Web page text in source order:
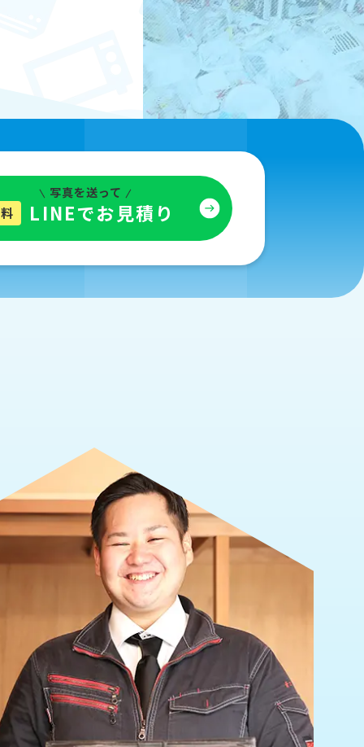
写真を送って
LINEでお見積り